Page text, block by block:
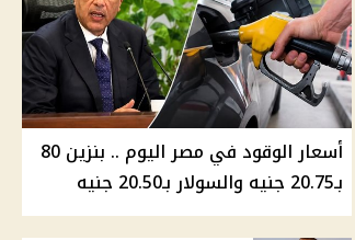
أسعار الوقود في مصر اليوم .. بنزين 80
بـ20.75 جنيه والسولار بـ20.50 جنيه